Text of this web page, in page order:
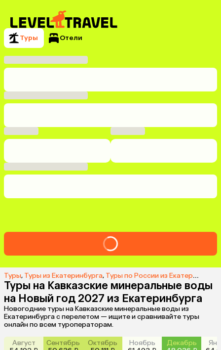
Туры Отели
Туры, Туры из Екатеринбурга, Туры по России из Екатеринбурга
Туры на Кавказские минеральные воды
на Новый год 2027 из Екатеринбурга
Новогодние туры на Кавказские минеральные воды из
Екатеринбурга с перелетом — ищите и сравнивайте туры
онлайн по всем туроператорам.
Август
Сентябрь
Октябрь
Ноябрь
Декабрь